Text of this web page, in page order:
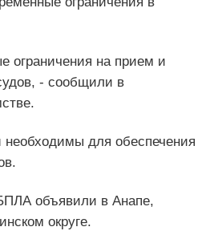
ограничения на прием и
- сообщили в
необходимы для обеспечения
объявили в Анапе,
округе.